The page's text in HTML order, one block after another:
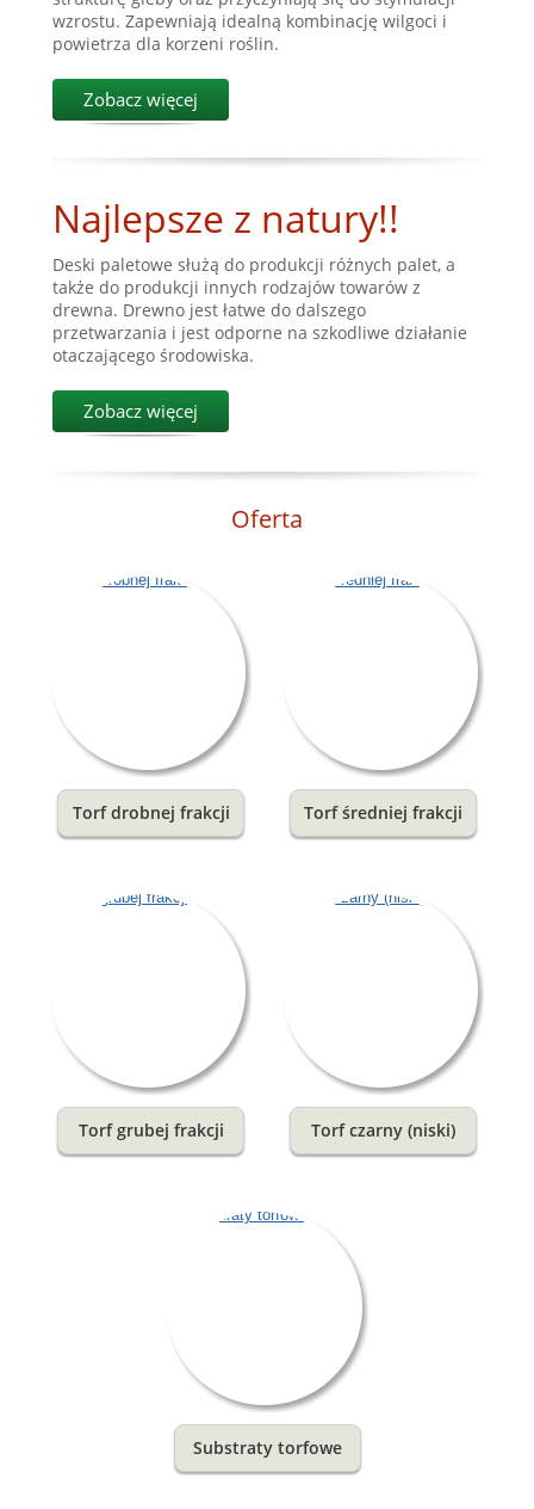
wzrostu. Zapewniają idealną kombinację wilgoci i
powietrza dla korzeni roślin.
Zobacz więcej
Najlepsze z natury!!
Deski paletowe służą do produkcji różnych palet, a
także do produkcji innych rodzajów towarów z
drewna. Drewno jest łatwe do dalszego
przetwarzania i jest odporne na szkodliwe działanie
otaczającego środowiska.
Zobacz więcej
Oferta
Torf drobnej frakcji Torf średniej frakcji
Torf grubej frakcji Torf czarny (niski)
Substraty torfowe